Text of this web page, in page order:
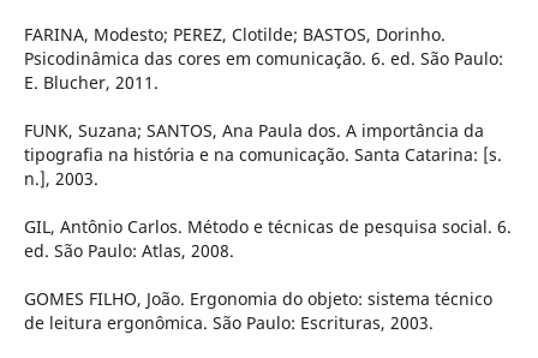
FARINA, Modesto; PEREZ, Clotilde; BASTOS, Dorinho.
Psicodinâmica das cores em comunicação. 6. ed. São Paulo:
E. Blucher, 2011.
FUNK, Suzana; SANTOS, Ana Paula dos. A importância da
tipografia na história e na comunicação. Santa Catarina: [s.
n.], 2003.
GIL, Antônio Carlos. Método e técnicas de pesquisa social. 6.
ed. São Paulo: Atlas, 2008.
GOMES FILHO, João. Ergonomia do objeto: sistema técnico
de leitura ergonômica. São Paulo: Escrituras, 2003.